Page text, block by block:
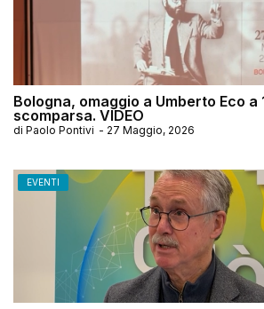
Bologna, omaggio a Umberto Eco a
scomparsa. VIDEO
di Paolo Pontivi - 27 Maggio, 2026
EVENTI